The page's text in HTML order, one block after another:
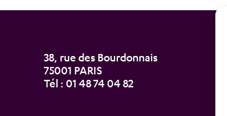
38, rue des Bourdonnais
75001 PARIS
Tél : 01 48 74 04 82